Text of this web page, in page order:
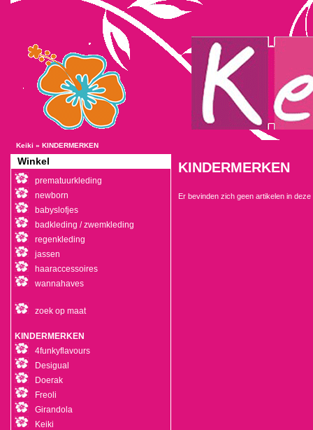
Keiki » KINDERMERKEN
KINDERMERKEN
Er bevinden zich geen artikelen in
Winkel
prematuurkleding
newborn
babyslofjes
badkleding / zwemkleding
regenkleding
jassen
haaraccessoires
wannahaves
zoek op maat
KINDERMERKEN
4funkyflavours
Desigual
Doerak
Freoli
Girandola
Keiki